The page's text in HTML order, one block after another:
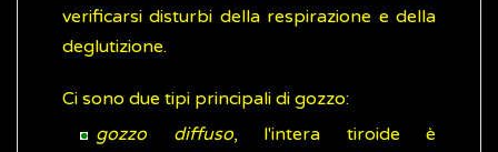
verificarsi disturbi della respirazione e della
deglutizione.
Ci sono due tipi principali di gozzo:
gozzo diffuso, l'intera tiroide è